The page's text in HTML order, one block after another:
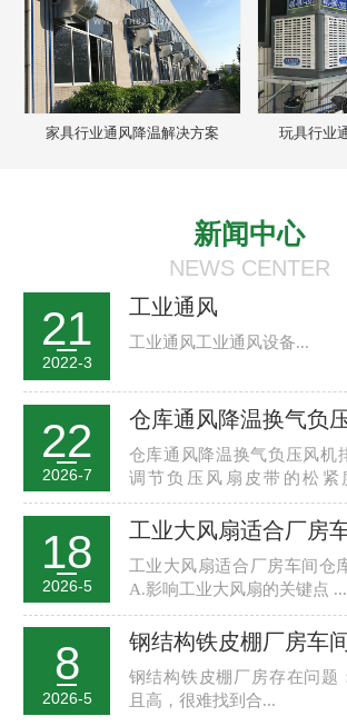
家具行业通风降温解决方案 玩具行业
新闻中心
NEWS CENTER
21
2022-3
工业通风
工业通风工业通风设备...
22
2026-7
仓库通风降温换气负压风机排
调节负压风扇皮带的松紧
轮，...
18
2026-5
工业大风扇适合厂房车间仓
A.影响工业大风扇的关键点 ...
8
2026-5
钢结构铁皮棚厂房存在问题： 1、面积
且高，很难找到合...